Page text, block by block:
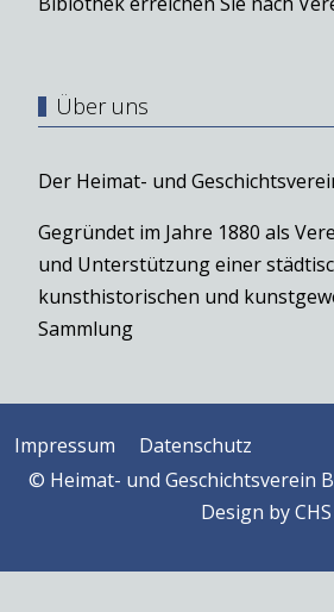
Über uns
Der Heimat- und
Gegründet im Jahre 1880 als
und Unterstützung einer
kunsthistorischen und
Sammlung
Impressum
Datenschutz
© Heimat- und Geschichtsverein
Design byCHS